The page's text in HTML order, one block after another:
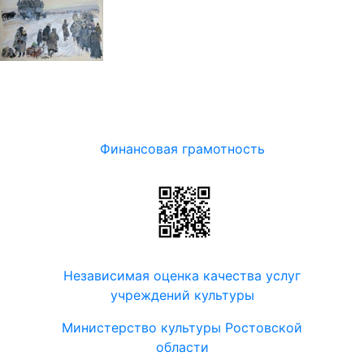
Финансовая грамотность
Независимая оценка качества услуг
учреждений культуры
Министерство культуры Ростовской
области